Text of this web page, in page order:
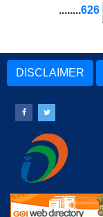
........626
DISCLAIMER